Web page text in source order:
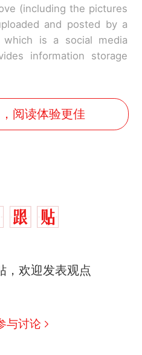
(including the pictures
and posted by a
is a social media
information storage
阅读体验更佳
，欢迎发表观点
与讨论
句“跟我回家”改写了
国小炒肉大王”称
视频评出？中国烹饪